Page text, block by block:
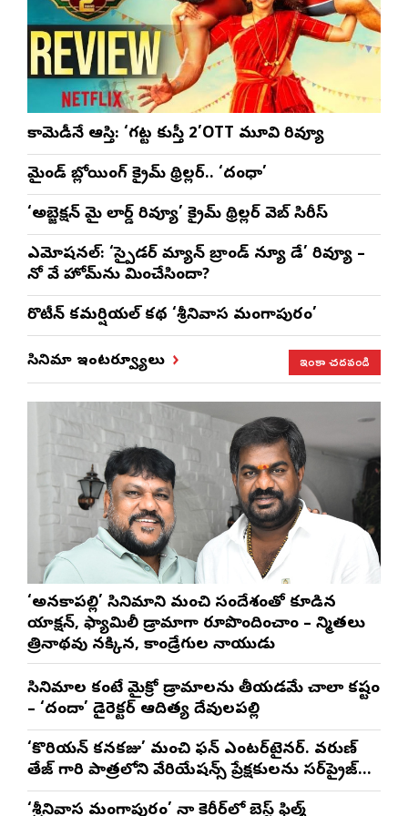
కామెడీనే ఆస్తి: ‘గట్ట కుస్తీ 2’OTT మూవి రివ్యూ
మైండ్ బ్లోయింగ్ క్రైమ్ థ్రిల్లర్.. ‘దంధా’
‘అబ్జెక్ష‌న్ మై లార్డ్ రివ్యూ’ క్రైమ్ థ్రిల్ల‌ర్ వెబ్ సిరీస్
ఎమోష‌న‌ల్‌: ‘స్పైడర్ మ్యాన్ బ్రాండ్ న్యూ డే’ రివ్యూ –
నో వే హోమ్‌ను మించేసిందా?
రొటీన్‌ కమర్షియల్‌ కథ ‘శ్రీనివాస మంగాపురం’
సినిమా ఇంటర్వ్యూలు ఇంకా చదవండి
‘అనకాపల్లి’ సినిమాని మంచి సందేశంతో కూడిన
యాక్షన్, ఫ్యామిలీ డ్రామాగా రూపొందించాం – నిర్మాతలు
త్రినాథరావు నక్కిన, కాండ్రేగుల నాయుడు
సినిమాల కంటే మైక్రో డ్రామాలను తీయడమే చాలా కష్టం
– ‘దందా’ డైరెక్ట‌ర్ ఆదిత్య దేవులపల్లి
‘కొరియన్ కనకరాజు’ మంచి ఫన్ ఎంటర్‌టైనర్. వరుణ్
తేజ్ గారి పాత్రలోని వేరియేషన్స్ ప్రేక్షకులను సర్‌ప్రైజ్
చేస్తాయి : దర్శకుడు మేర్లపాక గాంధీ
‘శ్రీనివాస మంగాపురం’ నా కెరీర్‌లో బెస్ట్ ఫిల్మ్